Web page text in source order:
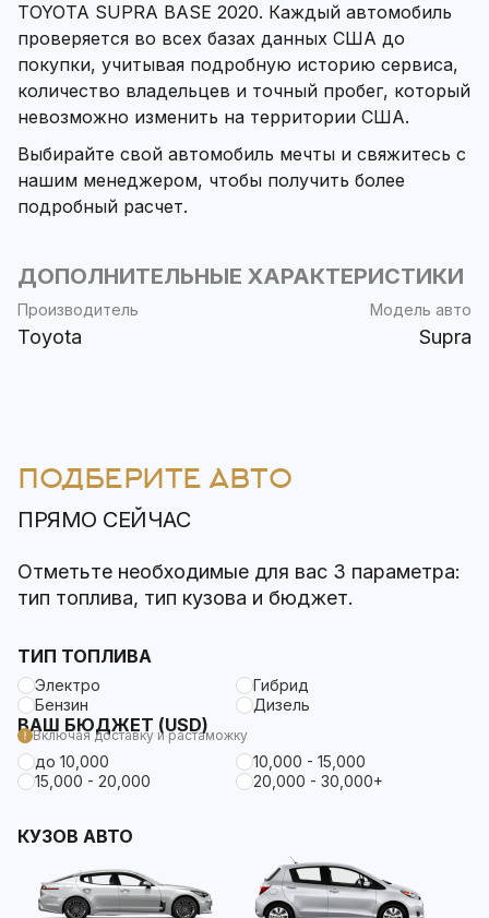
TOYOTA SUPRA BASE 2020. Каждый автомобиль
проверяется во всех базах данных США до
покупки, учитывая подробную историю сервиса,
количество владельцев и точный пробег, который
невозможно изменить на территории США.
Выбирайте свой автомобиль мечты и свяжитесь с
нашим менеджером, чтобы получить более
подробный расчет.
ДОПОЛНИТЕЛЬНЫЕ ХАРАКТЕРИСТИКИ
Производитель
Toyota
Модель авто
Supra
ПОДБЕРИТЕ АВТО
ПРЯМО СЕЙЧАС
Отметьте необходимые для вас 3 параметра:
тип топлива, тип кузова и бюджет.
ТИП ТОПЛИВА
Электро
Гибрид
Бензин
Дизель
ВАШ БЮДЖЕТ (USD)
Включая доставку и растаможку
до 10,000
10,000 - 15,000
15,000 - 20,000
20,000 - 30,000+
КУЗОВ АВТО